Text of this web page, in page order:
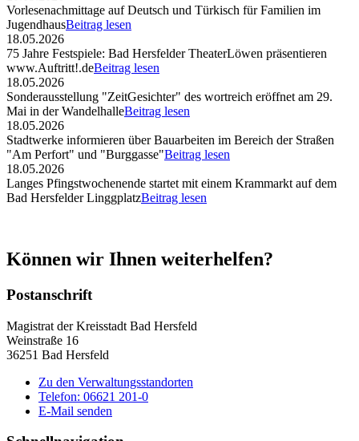
Vorlesenachmittage auf Deutsch und Türkisch für Familien im
JugendhausBeitrag lesen
18.05.2026
75 Jahre Festspiele: Bad Hersfelder TheaterLöwen präsentieren
www.Auftritt!.deBeitrag lesen
18.05.2026
Sonderausstellung "ZeitGesichter" des wortreich eröffnet am 29.
Mai in der WandelhalleBeitrag lesen
18.05.2026
Stadtwerke informieren über Bauarbeiten im Bereich der Straßen
"Am Perfort" und "Burggasse"Beitrag lesen
18.05.2026
Langes Pfingstwochenende startet mit einem Krammarkt auf dem
Bad Hersfelder LinggplatzBeitrag lesen
Können wir Ihnen weiterhelfen?
Postanschrift
Magistrat der Kreisstadt Bad Hersfeld
Weinstraße 16
36251 Bad Hersfeld
Zu den Verwaltungsstandorten
Telefon: 06621 201-0
E-Mail senden